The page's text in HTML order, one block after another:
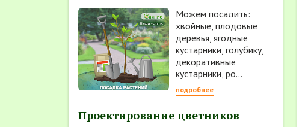
Можем посадить:
хвойные, плодовые
деревья, ягодные
кустарники, голубику,
декоративные
кустарники, ро...
подробнее
Проектирование цветников